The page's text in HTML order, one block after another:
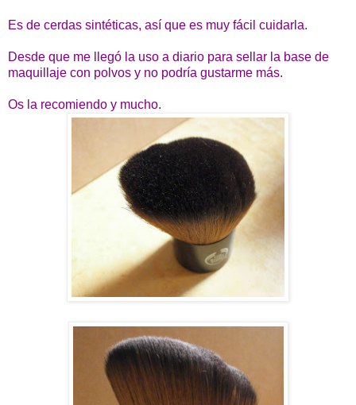
Es de cerdas sintéticas, así que es muy fácil cuidarla.
Desde que me llegó la uso a diario para sellar la base de
maquillaje con polvos y no podría gustarme más.
Os la recomiendo y mucho.